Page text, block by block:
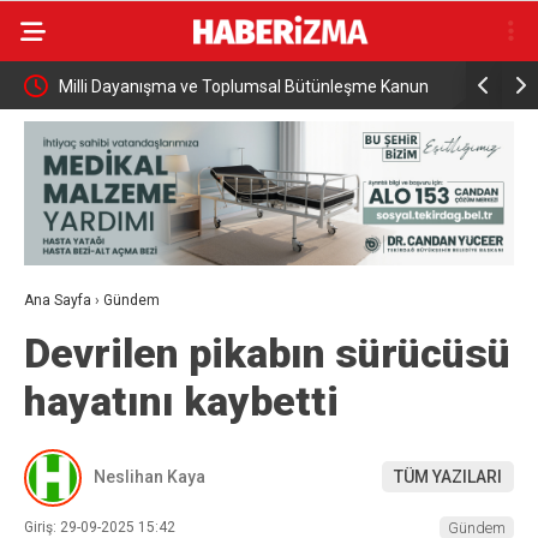
Bütünleşme Kanun AK Parti İstanbul Milletvekili Özdemir: “Güçlü
Ana Sayfa › Gündem
Devrilen pikabın sürücüsü
hayatını kaybetti
Neslihan Kaya TÜM YAZILARI
Giriş: 29-09-2025 15:42
Gündem